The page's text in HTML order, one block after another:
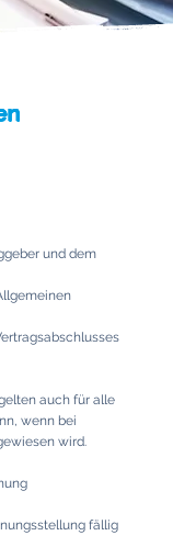
und dem
auch für alle
wenn bei
wird.
fällig